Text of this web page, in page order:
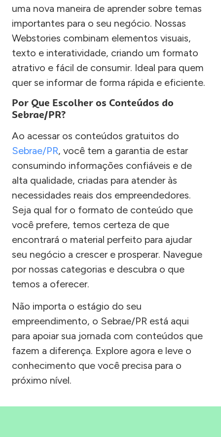
uma nova maneira de aprender sobre temas
importantes para o seu negócio. Nossas
Webstories combinam elementos visuais,
texto e interatividade, criando um formato
atrativo e fácil de consumir. Ideal para quem
quer se informar de forma rápida e eficiente.
Por Que Escolher os Conteúdos do
Sebrae/PR?
Ao acessar os conteúdos gratuitos do
Sebrae/PR, você tem a garantia de estar
consumindo informações confiáveis e de
alta qualidade, criadas para atender às
necessidades reais dos empreendedores.
Seja qual for o formato de conteúdo que
você prefere, temos certeza de que
encontrará o material perfeito para ajudar
seu negócio a crescer e prosperar. Navegue
por nossas categorias e descubra o que
temos a oferecer.
Não importa o estágio do seu
empreendimento, o Sebrae/PR está aqui
para apoiar sua jornada com conteúdos que
fazem a diferença. Explore agora e leve o
conhecimento que você precisa para o
próximo nível.